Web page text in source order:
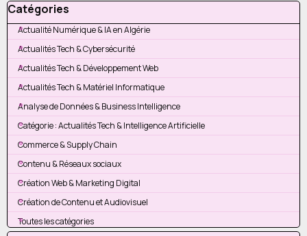
Sauter le bloc Catégories
Catégories
Actualité Numérique & IA en Algérie
Actualités Tech & Cybersécurité
Actualités Tech & Développement Web
Actualités Tech & Matériel Informatique
Analyse de Données & Business Intelligence
Catégorie : Actualités Tech & Intelligence Artificielle
Commerce & Supply Chain
Contenu & Réseaux sociaux
Création Web & Marketing Digital
Création de Contenu et Audiovisuel
Toutes les catégories